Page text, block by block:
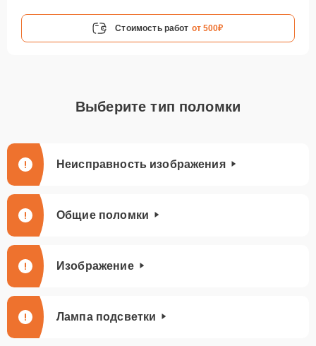
Стоимость работ от 500₽
Выберите тип поломки
Неисправность изображения
Общие поломки
Изображение
Лампа подсветки